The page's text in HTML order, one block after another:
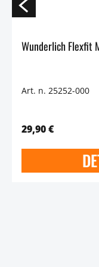
Wunderlich Flexfit
Art. n. 25252-000
29,90 €